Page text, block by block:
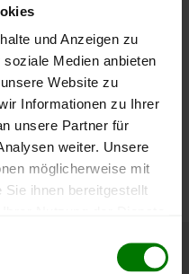
und Anzeigen zu
Medien anbieten
Website zu
Informationen zu Ihrer
unsere Partner für
weiter. Unsere
möglicherweise mit
ihnen bereitgestellt
Sackware
Mai
2026
in Deutschland
Pelletspreise-Seite